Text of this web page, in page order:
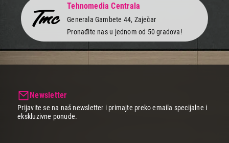
Tehnomedia Centrala
Generala Gambete 44, Zaječar
Pronađite nas u jednom od 50 gradova!
Newsletter
Prijavite se na naš newsletter i primajte preko emaila specijalne i
ekskluzivne ponude.